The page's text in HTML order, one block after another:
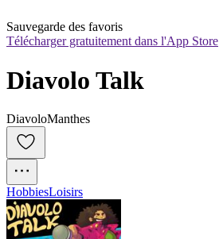
Sauvegarde des favoris
Télécharger gratuitement dans l'App Store
Diavolo Talk
DiavoloManthes
HobbiesLoisirs